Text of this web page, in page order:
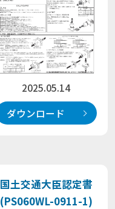
2025.05.14
ダウンロード
国土交通大臣認定書
(PS060WL-0911-1)